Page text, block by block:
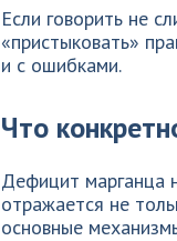
Если говорить не
«пристыковать»
и с ошибками.
Что
Дефицит марганца
отражается не
основные